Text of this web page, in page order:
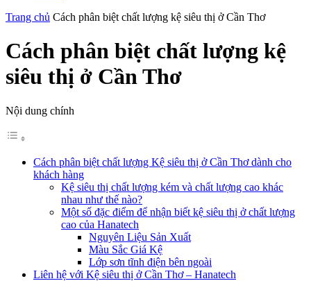
Trang chủ Cách phân biệt chất lượng kệ siêu thị ở Cần Thơ
Cách phân biệt chất lượng kệ
siêu thị ở Cần Thơ
Nội dung chính
Cách phân biệt chất lượng Kệ siêu thị ở Cần Thơ dành cho
khách hàng
Kệ siêu thị chất lượng kém và chất lượng cao khác
nhau như thế nào?
Một số đặc điểm để nhận biết kệ siêu thị ở chất lượng
cao của Hanatech
Nguyên Liệu Sản Xuất
Màu Sắc Giá Kệ
Lớp sơn tĩnh điện bên ngoài
Liên hệ với Kệ siêu thị ở Cần Thơ – Hanatech